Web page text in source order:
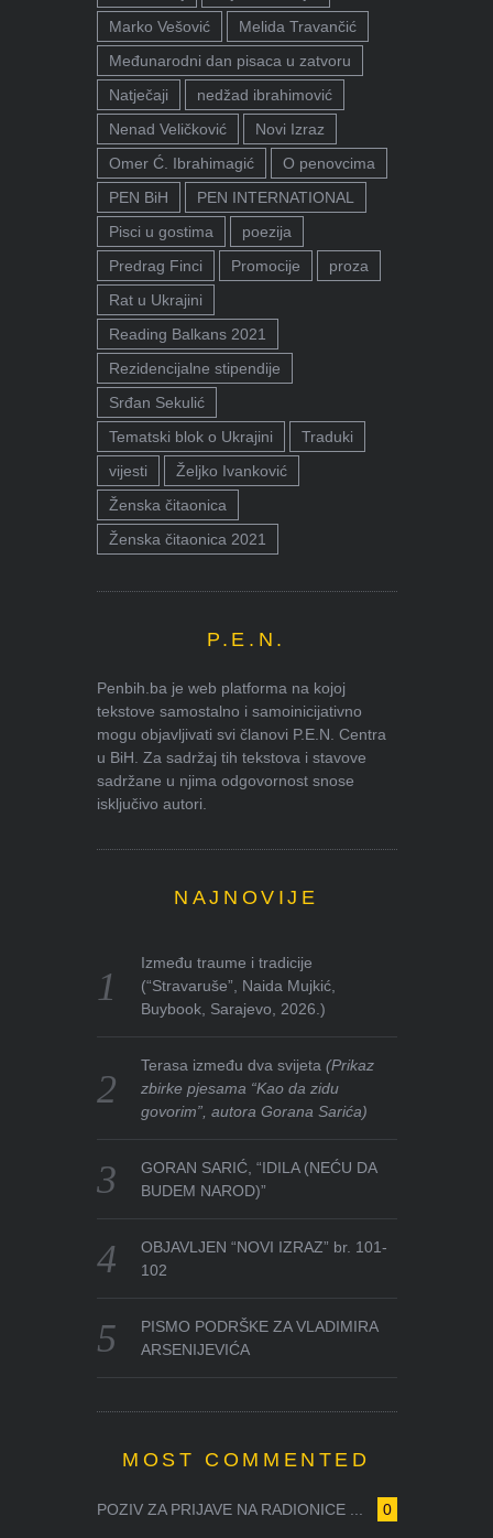
Marko Vešović
Melida Travančić
Međunarodni dan pisaca u zatvoru
Natječaji
nedžad ibrahimović
Nenad Veličković
Novi Izraz
Omer Ć. Ibrahimagić
O penovcima
PEN BiH
PEN INTERNATIONAL
Pisci u gostima
poezija
Predrag Finci
Promocije
proza
Rat u Ukrajini
Reading Balkans 2021
Rezidencijalne stipendije
Srđan Sekulić
Tematski blok o Ukrajini
Traduki
vijesti
Željko Ivanković
Ženska čitaonica
Ženska čitaonica 2021
P.E.N.
Penbih.ba je web platforma na kojoj
tekstove samostalno i samoinicijativno
mogu objavljivati svi članovi P.E.N. Centra
u BiH. Za sadržaj tih tekstova i stavove
sadržane u njima odgovornost snose
isključivo autori.
NAJNOVIJE
Između traume i tradicije
(“Stravaruše”, Naida Mujkić,
Buybook, Sarajevo, 2026.)
Terasa između dva svijeta(Prikaz
zbirke pjesama “Kao da zidu
govorim”, autora Gorana Sarića)
GORAN SARIĆ, “IDILA (NEĆU DA
BUDEM NAROD)”
OBJAVLJEN “NOVI IZRAZ” br. 101-
102
PISMO PODRŠKE ZA VLADIMIRA
ARSENIJEVIĆA
MOST COMMENTED
0
POZIV ZA PRIJAVE NA RADIONICE ...